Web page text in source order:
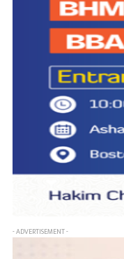
- ADVERTISEMENT -